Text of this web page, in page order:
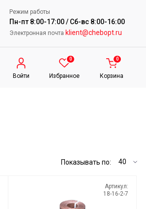
Режим работы
Пн-пт 8:00-17:00 / Сб-вс 8:00-16:00
Электронная почта klient@chebopt.ru
Войти
0
Избранное
0
Корзина
Показывать по:
Артикул:
18-16-2-7